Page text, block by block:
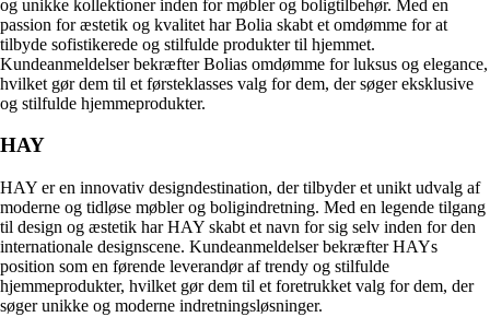
og unikke kollektioner inden for møbler og boligtilbehør. Med en
passion for æstetik og kvalitet har Bolia skabt et omdømme for at
tilbyde sofistikerede og stilfulde produkter til hjemmet.
Kundeanmeldelser bekræfter Bolias omdømme for luksus og elegance,
hvilket gør dem til et førsteklasses valg for dem, der søger eksklusive
og stilfulde hjemmeprodukter.
HAY
HAY er en innovativ designdestination, der tilbyder et unikt udvalg af
moderne og tidløse møbler og boligindretning. Med en legende tilgang
til design og æstetik har HAY skabt et navn for sig selv inden for den
internationale designscene. Kundeanmeldelser bekræfter HAYs
position som en førende leverandør af trendy og stilfulde
hjemmeprodukter, hvilket gør dem til et foretrukket valg for dem, der
søger unikke og moderne indretningsløsninger.